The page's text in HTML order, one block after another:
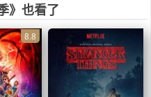
》也看了
8.8